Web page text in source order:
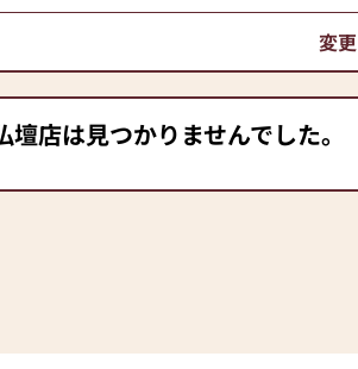
変更
店は見つかりませんでした。